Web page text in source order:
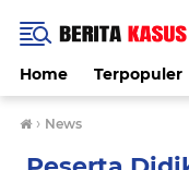
Home Terpopuler
› News